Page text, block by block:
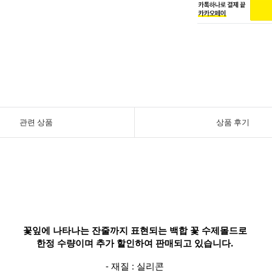
관련 상품 상품 후기
꽃잎에 나타나는 잔줄까지 표현되는 백합 꽃 수제몰드로
한정 수량이며 추가 할인하여 판매되고 있습니다.
- 재질 : 실리콘